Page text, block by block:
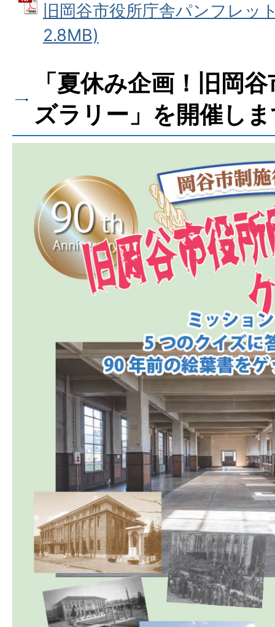
旧岡谷市役所庁舎パンフレッ
2.8MB)
「夏休み企画！旧岡
ズラリー」を開催し